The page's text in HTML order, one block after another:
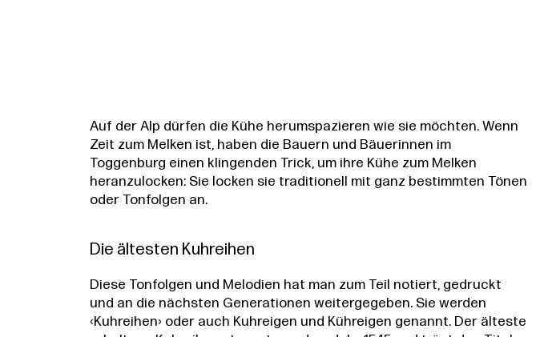
Auf der Alp dürfen die Kühe herumspazieren wie sie möchten. Wenn
Zeit zum Melken ist, haben die Bauern und Bäuerinnen im
Toggenburg einen klingenden Trick, um ihre Kühe zum Melken
heranzulocken: Sie locken sie traditionell mit ganz bestimmten Tönen
oder Tonfolgen an.
Die ältesten Kuhreihen
Diese Tonfolgen und Melodien hat man zum Teil notiert, gedruckt
und an die nächsten Generationen weitergegeben. Sie werden
‹Kuhreihen› oder auch Kuhreigen und Kühreigen genannt. Der älteste